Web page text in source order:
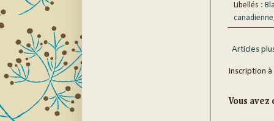
Libellés :
canadienne
Articles
Inscription
Vous avez